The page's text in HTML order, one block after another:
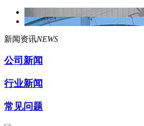
新闻资讯NEWS
公司新闻
行业新闻
常见问题